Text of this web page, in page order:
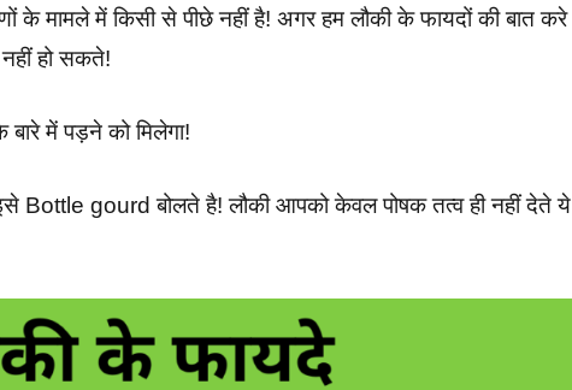
के मामले में किसी से पीछे नहीं है! अगर हम लौकी के फायदों की बात करे
हो सकते!
में पड़ने को मिलेगा!
इसे Bottle gourd बोलते है! लौकी आपको केवल पोषक तत्व ही नहीं देते ये